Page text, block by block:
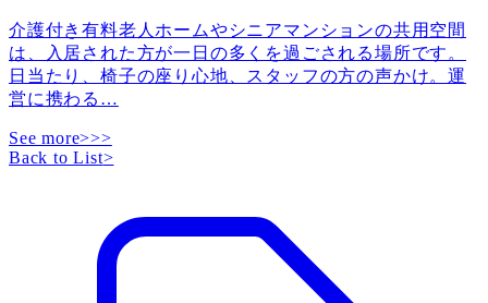
介護付き有料老人ホームやシニアマンションの共用空間
は、入居された方が一日の多くを過ごされる場所です。
日当たり、椅子の座り心地、スタッフの方の声かけ。運
営に携わる …
See more>>>
Back to List>